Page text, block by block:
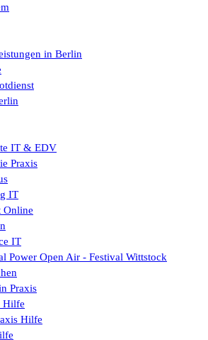
in Berlin
IT & EDV
Praxis
IT
Online
IT
Power Open Air - Festival Wittstock
Praxis
Hilfe
Hilfe